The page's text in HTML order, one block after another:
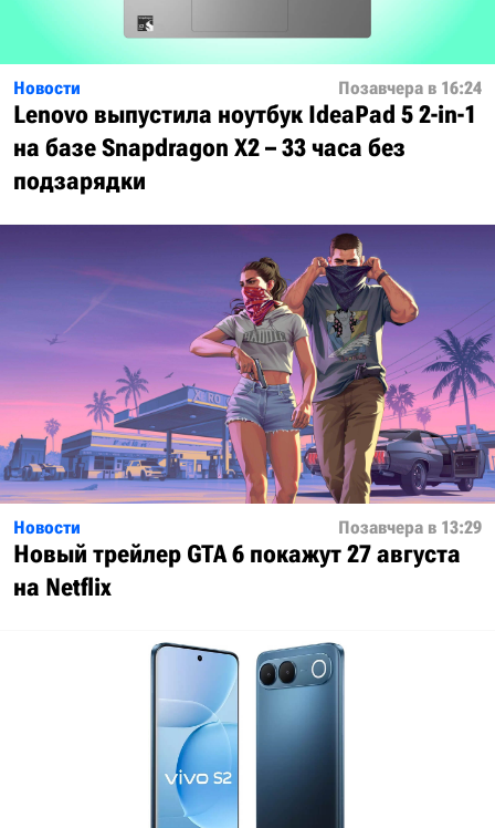
Новости Позавчера в 16:24
Lenovo выпустила ноутбук IdeaPad 5 2-in-1
на базе Snapdragon X2 – 33 часа без
подзарядки
Новости Позавчера в 13:29
Новый трейлер GTA 6 покажут 27 августа
на Netflix